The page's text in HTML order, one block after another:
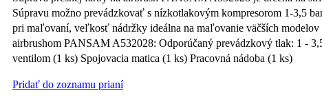
Súpravu možno prevádzkovať s nízkotlakovým kompresorom 1-3,5
pri maľovaní, veľkosť nádržky ideálna na maľovanie väčších
airbrushom PANSAM A532028: Odporúčaný prevádzkový tlak: 1 -
ventilom (1 ks) Spojovacia matica (1 ks) Pracovná nádoba (1 ks)
Pridať do zoznamu prianí